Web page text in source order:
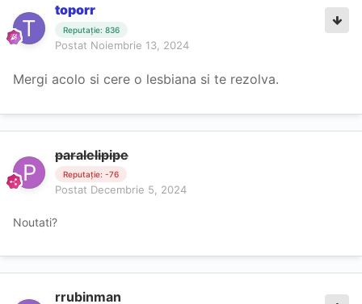
toporr
Reputație: 836
Postat Noiembrie 13, 2024
Mergi acolo si cere o lesbiana si te rezolva.
paralelipipe
Reputație: -76
Postat Decembrie 5, 2024
Noutati?
rrubinman